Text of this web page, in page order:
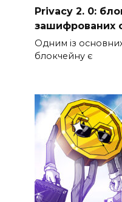
Privacy 2. 0:
зашифрованих
Одним із
блокчейну є